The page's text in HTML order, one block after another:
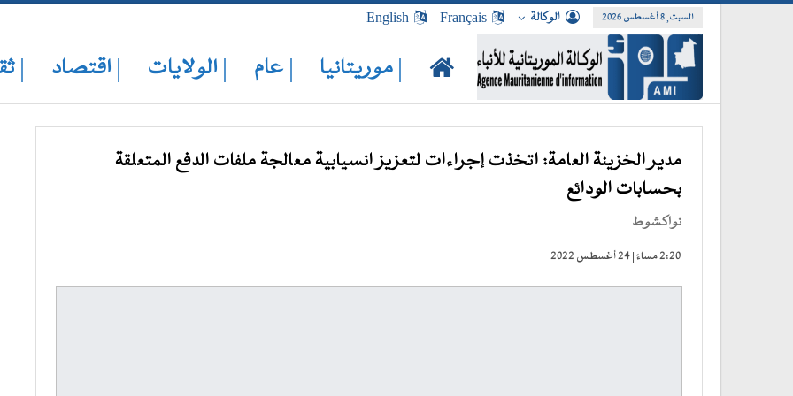
السبت, 8 أغسطس 2026 الوكالة Français
English
| موريتانيا | عام | الولايات | اقتصاد |
مدير الخزينة العامة: اتخذت إجراءات لتعزيز انسيابية معالجة ملفات الدفع المتعلقة
بحسابات الودائع
نواكشوط
2:20 مساءً | 24 أغسطس 2022